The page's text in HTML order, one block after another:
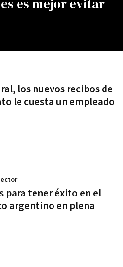
es mejor evitar
los nuevos recibos de
le cuesta un empleado
para tener éxito en el
argentino en plena